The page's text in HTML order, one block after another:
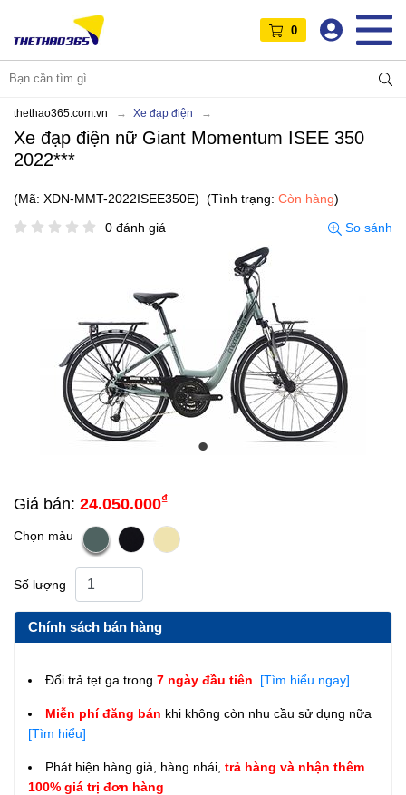
0
thethao365.com.vn Xe đạp điện
Xe đạp điện nữ Giant Momentum ISEE 350
2022***
(Mã: XDN-MMT-2022ISEE350E) (Tình trạng: Còn hàng)
0 đánh giá
So sánh
Giá bán: 24.050.000₫
Chọn màu
Số lượng
Chính sách bán hàng
Đổi trả tẹt ga trong 7 ngày đầu tiên [Tìm hiểu ngay]
Miễn phí đăng bán khi không còn nhu cầu sử dụng nữa
[Tìm hiểu]
Phát hiện hàng giả, hàng nhái, trả hàng và nhận thêm
100% giá trị đơn hàng